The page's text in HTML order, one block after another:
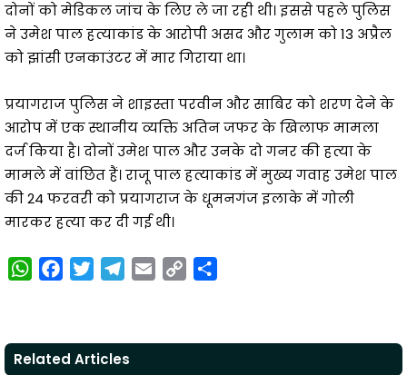
दोनों को मेडिकल जांच के लिए ले जा रही थी। इससे पहले पुलिस
ने उमेश पाल हत्याकांड के आरोपी असद और गुलाम को 13 अप्रैल
को झांसी एनकाउंटर में मार गिराया था।
प्रयागराज पुलिस ने शाइस्ता परवीन और साबिर को शरण देने के
आरोप में एक स्थानीय व्यक्ति अतिन जफर के खिलाफ मामला
दर्ज किया है। दोनों उमेश पाल और उनके दो गनर की हत्या के
मामले में वांछित हैं। राजू पाल हत्याकांड में मुख्य गवाह उमेश पाल
की 24 फरवरी को प्रयागराज के धूमनगंज इलाके में गोली
मारकर हत्या कर दी गई थी।
W
t
s
e
b
t
t
e
g
i
y
r
Related Articles